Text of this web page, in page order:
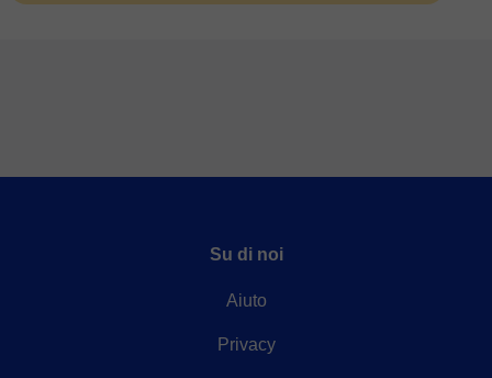
Su di noi
Aiuto
Privacy